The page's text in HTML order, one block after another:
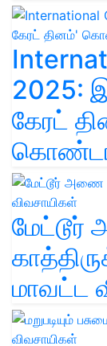
2025:
கேரட்
மாவட்ட